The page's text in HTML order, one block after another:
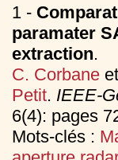
1 -
paramater
extraction.
C. Corbane
Petit. IEEE-
6(4): pages
Mots-clés :